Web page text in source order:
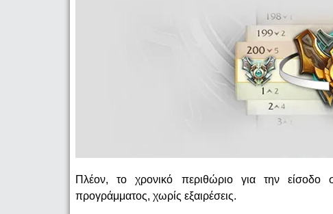
Πλέον, το χρονικό περιθώριο για την είσοδο
προγράμματος, χωρίς εξαιρέσεις.